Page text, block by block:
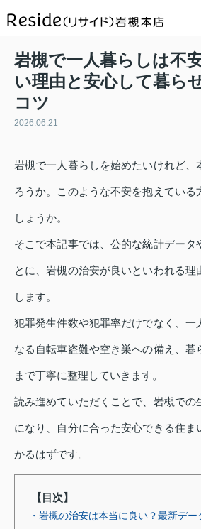
岩槻で一人暮らしは不
い理由と安心して暮ら
コツ
2026.06.21
岩槻で一人暮らしを始めたいけれど、
ろうか。このような不安を抱えている
しょうか。
そこで本記事では、公的な統計データ
とに、岩槻の治安が良いといわれる理
します。
犯罪発生件数や犯罪率だけでなく、一
なる自転車盗難や空き巣への備え、暮
まで丁寧に整理していきます。
読み進めていただくことで、岩槻での
になり、自分に合った安心できる住ま
かるはずです。
【目次】
・岩槻の治安は本当に良い？最新デー